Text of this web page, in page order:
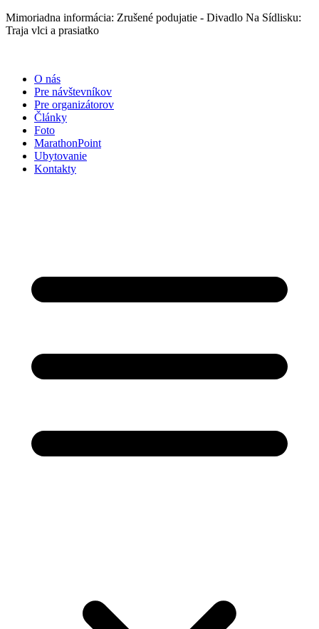
Preskočiť
na
Mimoriadna informácia: Zrušené podujatie - Divadlo Na Sídlisku:
Traja vlci a prasiatko
O nás
Pre návštevníkov
Pre organizátorov
Články
Foto
MarathonPoint
Ubytovanie
Kontakty